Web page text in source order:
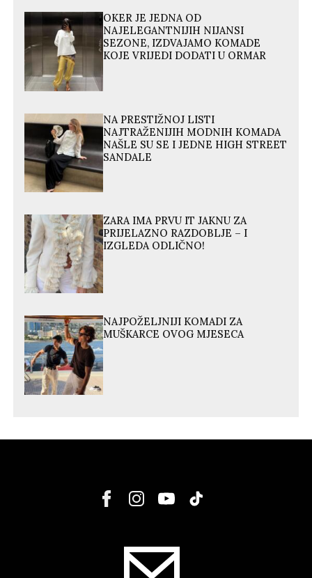
OKER JE JEDNA OD
NAJELEGANTNIJIH NIJANSI
SEZONE, IZDVAJAMO KOMADE
KOJE VRIJEDI DODATI U ORMAR
NA PRESTIŽNOJ LISTI
NAJTRAŽENIJIH MODNIH KOMADA
NAŠLE SU SE I JEDNE HIGH STREET
SANDALE
ZARA IMA PRVU IT JAKNU ZA
PRIJELAZNO RAZDOBLJE – I
IZGLEDA ODLIČNO!
NAJPOŽELJNIJI KOMADI ZA
MUŠKARCE OVOG MJESECA